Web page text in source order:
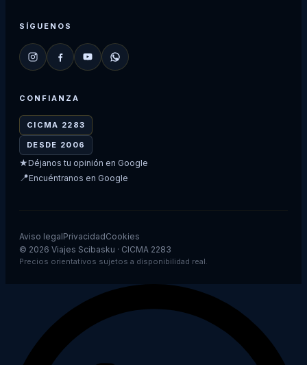
SÍGUENOS
CONFIANZA
CICMA 2283
DESDE 2006
★Déjanos tu opinión en Google
📍Encuéntranos en Google
Aviso legalPrivacidadCookies
© 2026 Viajes Scibasku · CICMA 2283
Precios orientativos sujetos a disponibilidad real.